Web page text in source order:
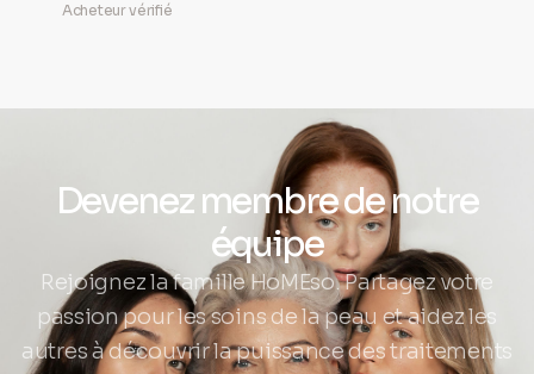
Acheteur vérifié
Devenez membre de notre
équipe
Rejoignez la famille HoMEso. Partagez votre
passion pour les soins de la peau et aidez les
autres à découvrir la puissance des traitements